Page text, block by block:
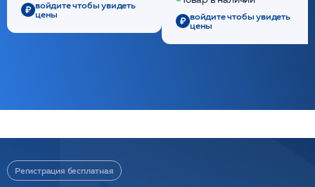
войдите чтобы увидеть
цены
войдите чтобы увидеть
цены
Регистрация бесплатная